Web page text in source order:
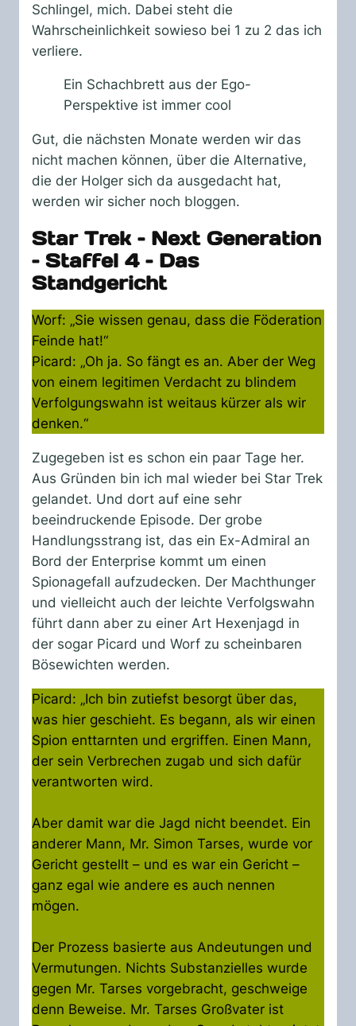
Schlingel, mich. Dabei steht die
Wahrscheinlichkeit sowieso bei 1 zu 2 das ich
verliere.
Ein Schachbrett aus der Ego-
Perspektive ist immer cool
Gut, die nächsten Monate werden wir das
nicht machen können, über die Alternative,
die der Holger sich da ausgedacht hat,
werden wir sicher noch bloggen.
Star Trek – Next Generation
– Staffel 4 – Das
Standgericht
Worf: „Sie wissen genau, dass die Föderation
Feinde hat!“
Picard: „Oh ja. So fängt es an. Aber der Weg
von einem legitimen Verdacht zu blindem
Verfolgungswahn ist weitaus kürzer als wir
denken.“
Zugegeben ist es schon ein paar Tage her.
Aus Gründen bin ich mal wieder bei Star Trek
gelandet. Und dort auf eine sehr
beeindruckende Episode. Der grobe
Handlungsstrang ist, das ein Ex-Admiral an
Bord der Enterprise kommt um einen
Spionagefall aufzudecken. Der Machthunger
und vielleicht auch der leichte Verfolgswahn
führt dann aber zu einer Art Hexenjagd in
der sogar Picard und Worf zu scheinbaren
Bösewichten werden.
Picard: „Ich bin zutiefst besorgt über das,
was hier geschieht. Es begann, als wir einen
Spion enttarnten und ergriffen. Einen Mann,
der sein Verbrechen zugab und sich dafür
verantworten wird.
Aber damit war die Jagd nicht beendet. Ein
anderer Mann, Mr. Simon Tarses, wurde vor
Gericht gestellt – und es war ein Gericht –
ganz egal wie andere es auch nennen
mögen.
Der Prozess basierte aus Andeutungen und
Vermutungen. Nichts Substanzielles wurde
gegen Mr. Tarses vorgebracht, geschweige
denn Beweise. Mr. Tarses Großvater ist